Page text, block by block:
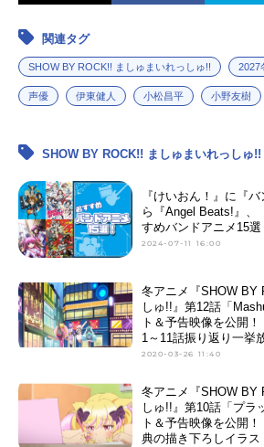
関連タグ
SHOW BY ROCK!! ましゅまいれっしゅ!! 2027
声優 伊東健人 小松昌平 小野友樹
SHOW BY ROCK!! ましゅまいれっしゅ!!
『けいおん！』に『
ら『Angel Beats!』、
すめバンドアニメ15選
2024-07-11 16:00
冬アニメ『SHOW BY
しゅ!!』第12話「
ト＆予告映像を公開
1～11話振り返り一挙
2020-03-26 11:40
冬アニメ『SHOW BY
しゅ!!』第10話「プラ
ト＆予告映像を公開
典の描き下ろしイラス